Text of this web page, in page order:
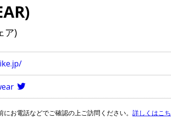
ア)
お電話などでご確認の上ご訪問ください。 詳しくはこち